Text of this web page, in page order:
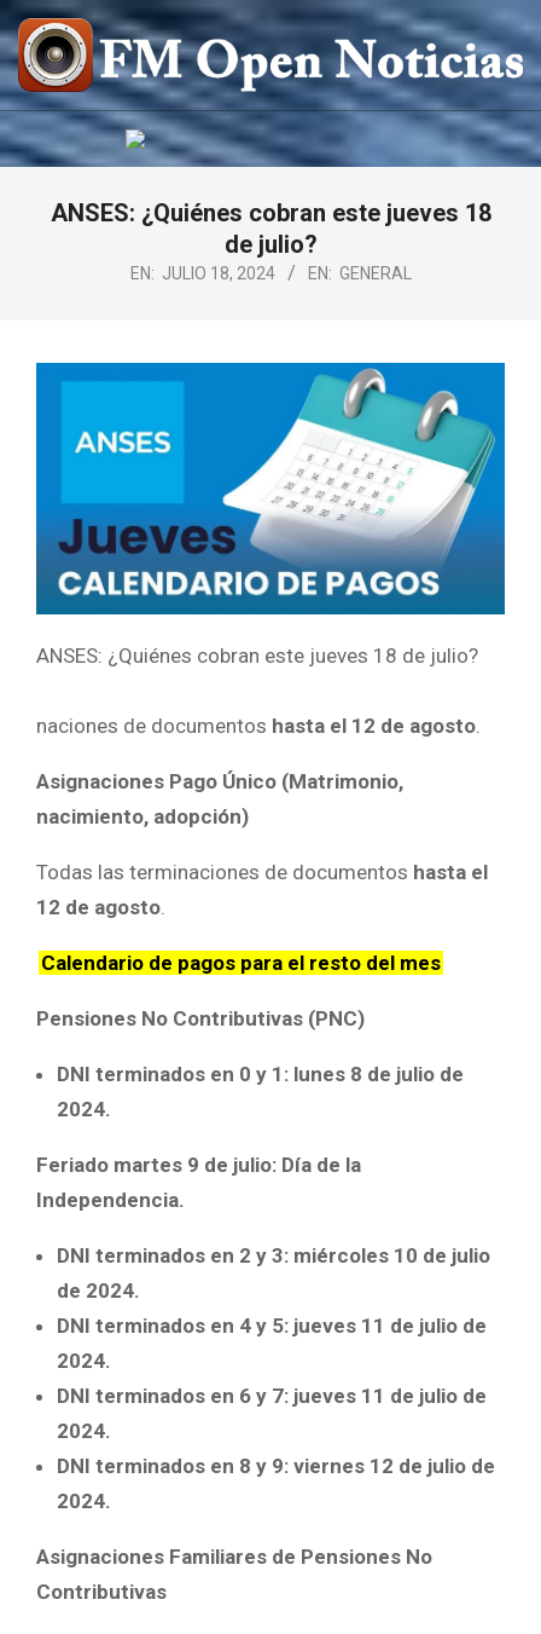
Saltar
al
contenido
FM
OPEN
NOTICIAS
ANSES: ¿Quiénes cobran este jueves 18
de julio?
EN: JULIO 18, 2024 EN: GENERAL
ANSES: ¿Quiénes cobran este jueves 18 de julio?
naciones de documentos hasta el 12 de agosto.
Asignaciones Pago Único (Matrimonio,
nacimiento, adopción)
Todas las terminaciones de documentos hasta el
12 de agosto.
Calendario de pagos para el resto del mes
Pensiones No Contributivas (PNC)
DNI terminados en 0 y 1: lunes 8 de julio de
2024.
Feriado martes 9 de julio: Día de la
Independencia.
DNI terminados en 2 y 3: miércoles 10 de julio
de 2024.
DNI terminados en 4 y 5: jueves 11 de julio de
2024.
DNI terminados en 6 y 7: jueves 11 de julio de
2024.
DNI terminados en 8 y 9: viernes 12 de julio de
2024.
Asignaciones Familiares de Pensiones No
Contributivas